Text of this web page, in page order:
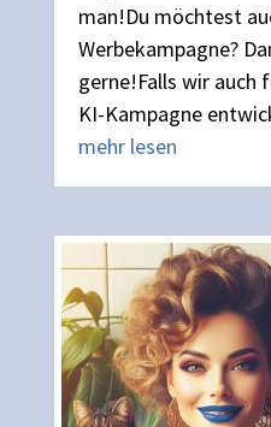
man!Du möchtest
Werbekampagne?
gerne!Falls wir auch
KI-Kampagne
mehr lesen